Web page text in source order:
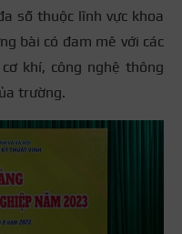
số thuộc lĩnh vực khoa
bài có đam mê với các
khí, công nghệ thông
trường.